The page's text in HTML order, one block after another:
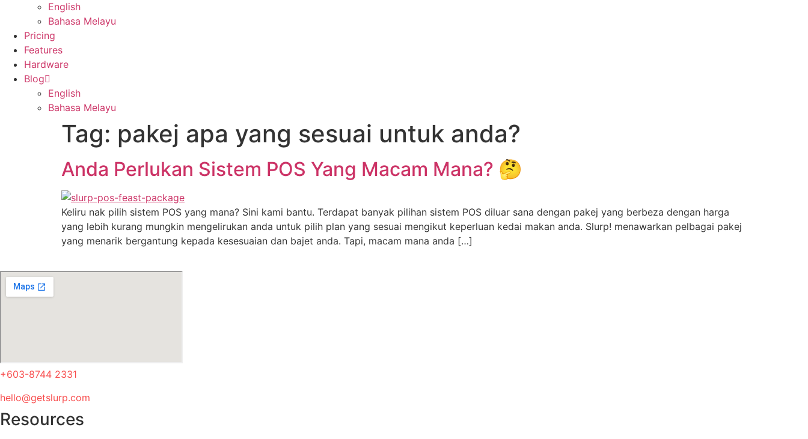
English
Bahasa Melayu
Pricing
Features
Hardware
Blog
English
Bahasa Melayu
Tag: pakej apa yang sesuai untuk anda?
Anda Perlukan Sistem POS Yang Macam Mana? 🤔
Keliru nak pilih sistem POS yang mana? Sini kami bantu. Terdapat banyak pilihan sistem POS diluar sana dengan pakej yang berbeza dengan harga
yang lebih kurang mungkin mengelirukan anda untuk pilih plan yang sesuai mengikut keperluan kedai makan anda. Slurp! menawarkan pelbagai pakej
yang menarik bergantung kepada kesesuaian dan bajet anda. Tapi, macam mana anda […]
+603-8744 2331
hello@getslurp.com
Resources